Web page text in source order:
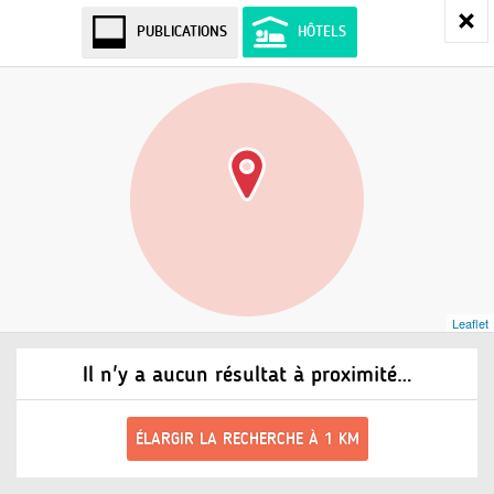
PUBLICATIONS HÔTELS
Il n'y a aucun résultat à proximité…
ÉLARGIR LA RECHERCHE À 1 KM
Leaflet